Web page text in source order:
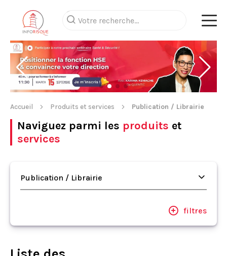
Accueil Produits et services Publication / Librairie
Naviguez parmi les produits et
services
Publication / Librairie
filtres